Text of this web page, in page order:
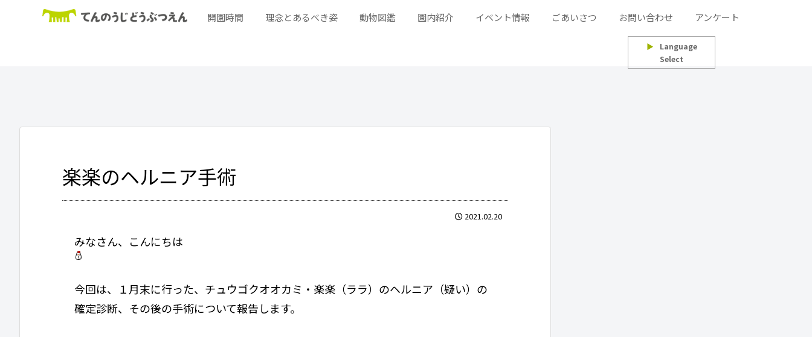
開園時間 理念とあるべき姿 動物図鑑 園内紹介 イベント情報 ごあいさつ お問い合わせ アンケート
▶
Language
Select
楽楽のヘルニア手術
2021.02.20
みなさん、こんにちは
今回は、１月末に行った、チュウゴクオオカミ・楽楽（ララ）のヘルニア（疑い）の
確定診断、その後の手術について報告します。